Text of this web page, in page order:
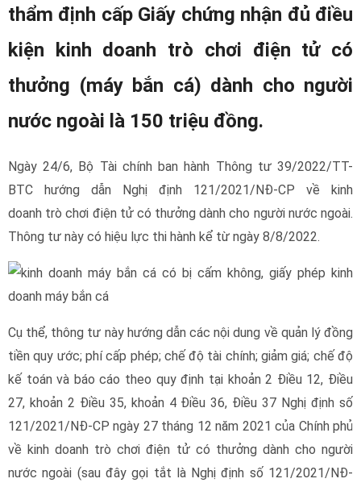
thẩm định cấp Giấy chứng nhận đủ điều
kiện kinh doanh trò chơi điện tử có
thưởng (máy bắn cá) dành cho người
nước ngoài là 150 triệu đồng.
Ngày 24/6, Bộ Tài chính ban hành Thông tư 39/2022/TT-
BTC hướng dẫn Nghị định 121/2021/NĐ-CP về kinh
doanh trò chơi điện tử có thưởng dành cho người nước ngoài.
Thông tư này có hiệu lực thi hành kể từ ngày 8/8/2022.
Cụ thể, thông tư này hướng dẫn các nội dung về quản lý đồng
tiền quy ước; phí cấp phép; chế độ tài chính; giảm giá; chế độ
kế toán và báo cáo theo quy định tại khoản 2 Điều 12, Điều
27, khoản 2 Điều 35, khoản 4 Điều 36, Điều 37 Nghị định số
121/2021/NĐ-CP ngày 27 tháng 12 năm 2021 của Chính phủ
về kinh doanh trò chơi điện tử có thưởng dành cho người
nước ngoài (sau đây gọi tắt là Nghị định số 121/2021/NĐ-